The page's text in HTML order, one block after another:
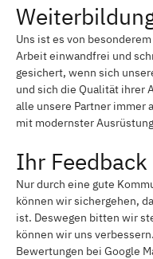
Uns ist es von
Arbeit einwandfrei und
gesichert, wenn sich
und sich die Qualität ihrer
alle unsere Partner immer
mit modernster
Ihr
Nur durch eine gute
können wir sichergehen,
ist. Deswegen bitten wir
können wir uns
Bewertungen bei Google